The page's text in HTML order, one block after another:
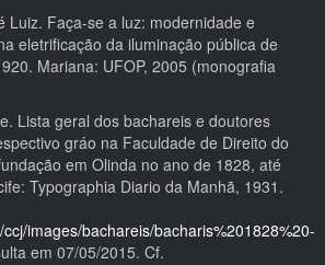
Luiz. Faça-se a luz: modernidade e
eletrificação da iluminação pública de
Mariana: UFOP, 2005 (monografia
Lista geral dos bachareis e doutores
gráo na Faculdade de Direito do
em Olinda no ano de 1828, até
Typographia Diario da Manhã, 1931.
images/bachareis/bacharis%201828%20-
em 07/05/2015. Cf.